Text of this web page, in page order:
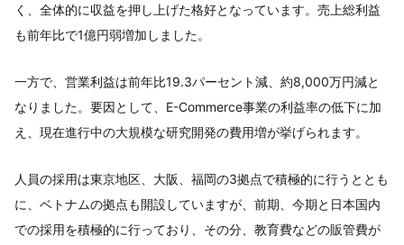
く、全体的に収益を押し上げた格好となっています。売上総利益
も前年比で1億円弱増加しました。
一方で、営業利益は前年比19.3パーセント減、約8,000万円減と
なりました。要因として、E-Commerce事業の利益率の低下に加
え、現在進行中の大規模な研究開発の費用増が挙げられます。
人員の採用は東京地区、大阪、福岡の3拠点で積極的に行うととも
に、ベトナムの拠点も開設していますが、前期、今期と日本国内
での採用を積極的に行っており、その分、教育費などの販管費が